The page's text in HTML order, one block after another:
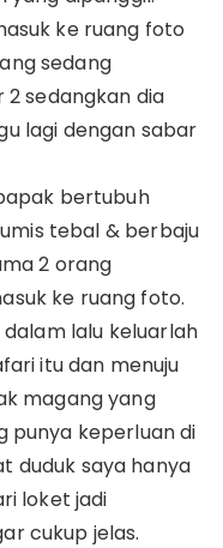
ke ruang foto
sedang
sedangkan dia
lagi dengan sabar
bertubuh
tebal & berbaju
2 orang
ke ruang foto.
lalu keluarlah
itu dan menuju
magang yang
punya keperluan di
duduk saya hanya
loket jadi
cukup jelas.